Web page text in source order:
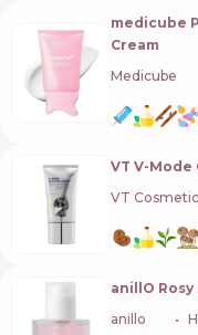
medicube
Cream
Medicube
VT V-Mode
VT
anillO
anillo